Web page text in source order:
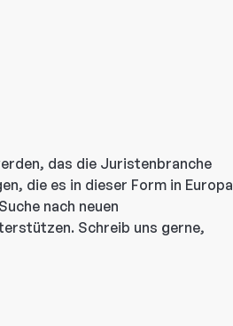
das die Juristenbranche
die es in dieser Form in Europa
nach neuen
Schreib uns gerne,